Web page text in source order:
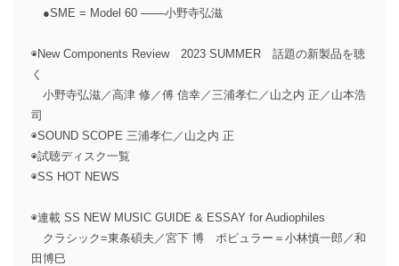
●SME = Model 60 ───小野寺弘滋
◉New Components Review 2023 SUMMER 話題の新製品を聴
く
小野寺弘滋／高津 修／傅 信幸／三浦孝仁／山之内 正／山本浩
司
◉SOUND SCOPE 三浦孝仁／山之内 正
◉試聴ディスク一覧
◉SS HOT NEWS
◉連載 SS NEW MUSIC GUIDE & ESSAY for Audiophiles
クラシック=東条碩夫／宮下 博 ポピュラー＝小林慎一郎／和
田博巳